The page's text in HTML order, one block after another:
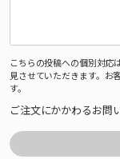
こちらの投稿への個別対応
見させていただきます。お
す。
ご注文にかかわるお問